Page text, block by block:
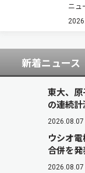
け
ニュ
新着ニュース
東大、
の連続
2026.08.07
ウシオ
合併を発
2026.08.07